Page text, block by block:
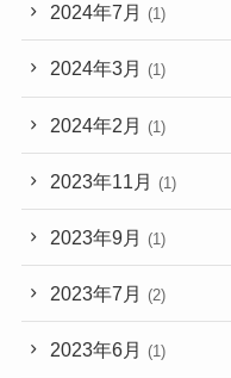
2024年7月 (1)
2024年3月 (1)
2024年2月 (1)
2023年11月 (1)
2023年9月 (1)
2023年7月 (2)
2023年6月 (1)